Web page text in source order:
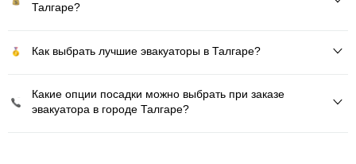
Талгаре?
Как выбрать лучшие эвакуаторы в Талгаре?
Какие опции посадки можно выбрать при заказе
эвакуатора в городе Талгаре?